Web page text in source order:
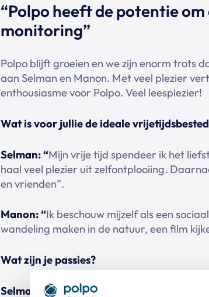
“Polpo heeft de potentie
monitoring”
Polpo blijft groeien en we zijn enorm trots
aan Selman en Manon. Met veel plezier
enthousiasme voor Polpo. Veel leesplezier!
Wat is voor jullie de ideale
Selman: “Mijn vrije tijd spendeer ik het
haal veel plezier uit zelfontplooiing.
en vrienden”.
Manon: “Ik beschouw mijzelf als een
wandeling maken in de natuur, een film
Wat zijn je passies?
Selman:
“Koken is een van mijn passies!